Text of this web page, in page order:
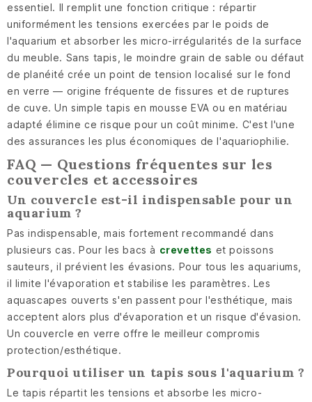
essentiel. Il remplit une fonction critique : répartir
uniformément les tensions exercées par le poids de
l'aquarium et absorber les micro-irrégularités de la surface
du meuble. Sans tapis, le moindre grain de sable ou défaut
de planéité crée un point de tension localisé sur le fond
en verre — origine fréquente de fissures et de ruptures
de cuve. Un simple tapis en mousse EVA ou en matériau
adapté élimine ce risque pour un coût minime. C'est l'une
des assurances les plus économiques de l'aquariophilie.
FAQ — Questions fréquentes sur les
couvercles et accessoires
Un couvercle est-il indispensable pour un
aquarium ?
Pas indispensable, mais fortement recommandé dans
plusieurs cas. Pour les bacs à crevettes et poissons
sauteurs, il prévient les évasions. Pour tous les aquariums,
il limite l'évaporation et stabilise les paramètres. Les
aquascapes ouverts s'en passent pour l'esthétique, mais
acceptent alors plus d'évaporation et un risque d'évasion.
Un couvercle en verre offre le meilleur compromis
protection/esthétique.
Pourquoi utiliser un tapis sous l'aquarium ?
Le tapis répartit les tensions et absorbe les micro-